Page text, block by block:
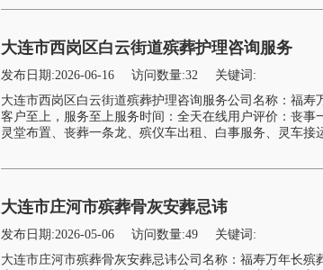
大连市西岗区白云街道殡葬护理咨询服务
发布日期:2026-06-16 访问数量:32
关键词:
大连市西岗区白云街道殡葬护理咨询服务公司名称：福
客户至上，服务至上服务时间：全天在线用户评价：丧事
灵堂布置、丧葬一条龙、殡仪车出租、白事服务、灵车接
大连市庄河市殡葬骨灰安葬忌讳
发布日期:2026-05-06 访问数量:49
关键词:
大连市庄河市殡葬骨灰安葬忌讳公司名称：福寿万年长